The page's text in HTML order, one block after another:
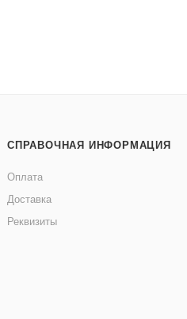
СПРАВОЧНАЯ ИНФОРМАЦИЯ
Оплата
Доставка
Реквизиты